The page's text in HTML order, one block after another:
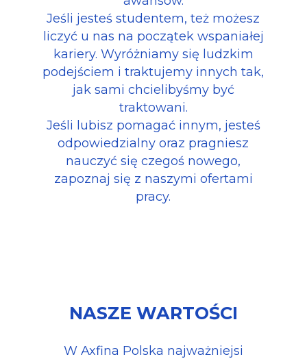
Jeśli jesteś studentem, też możesz
liczyć u nas na początek wspaniałej
kariery. Wyróżniamy się ludzkim
podejściem i traktujemy innych tak,
jak sami chcielibyśmy być
traktowani.
Jeśli lubisz pomagać innym, jesteś
odpowiedzialny oraz pragniesz
nauczyć się czegoś nowego,
zapoznaj się z naszymi ofertami
pracy.
NASZE WARTOŚCI
W Axfina Polska najważniejsi